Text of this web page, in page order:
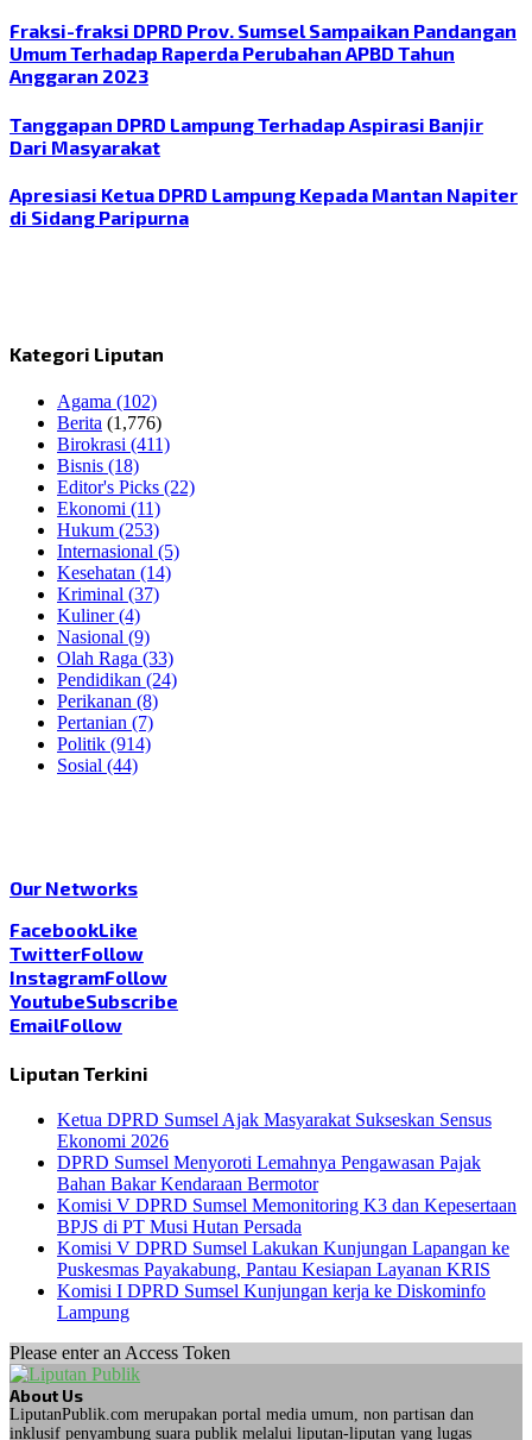
Fraksi-fraksi DPRD Prov. Sumsel Sampaikan Pandangan
Umum Terhadap Raperda Perubahan APBD Tahun
Anggaran 2023
Tanggapan DPRD Lampung Terhadap Aspirasi Banjir
Dari Masyarakat
Apresiasi Ketua DPRD Lampung Kepada Mantan Napiter
di Sidang Paripurna
Kategori Liputan
Agama (102)
Berita (1,776)
Birokrasi (411)
Bisnis (18)
Editor's Picks (22)
Ekonomi (11)
Hukum (253)
Internasional (5)
Kesehatan (14)
Kriminal (37)
Kuliner(4)
Nasional (9)
Olah Raga (33)
Pendidikan (24)
Perikanan (8)
Pertanian (7)
Politik (914)
Sosial (44)
Our Networks
FacebookLike
TwitterFollow
InstagramFollow
YoutubeSubscribe
EmailFollow
Liputan Terkini
Ketua DPRD Sumsel Ajak Masyarakat Sukseskan Sensus
Ekonomi 2026
DPRD Sumsel Menyoroti Lemahnya Pengawasan Pajak
Bahan Bakar Kendaraan Bermotor
Komisi V DPRD Sumsel Memonitoring K3 dan Kepesertaan
BPJS di PT Musi Hutan Persada
Komisi V DPRD Sumsel Lakukan Kunjungan Lapangan ke
Puskesmas Payakabung, Pantau Kesiapan Layanan KRIS
Komisi I DPRD Sumsel Kunjungan kerja ke Diskominfo
Lampung
Please enter an Access Token
About Us
LiputanPublik.com merupakan portal media umum, non partisan dan
inklusif penyambung suara publik melalui liputan-liputan yang lugas